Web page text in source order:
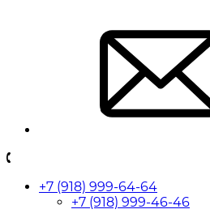
+7 (918) 999-64-64
+7 (918) 999-46-46